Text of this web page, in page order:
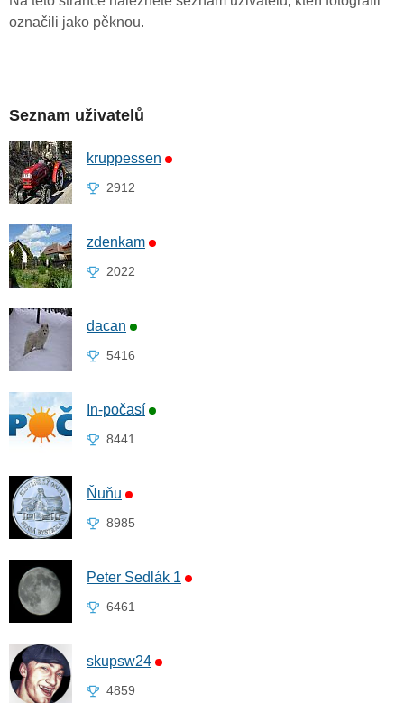
označili jako pěknou.
Seznam uživatelů
kruppessen
2912
zdenkam
2022
dacan
5416
In-počasí
8441
Ňuňu
8985
Peter Sedlák 1
6461
skupsw24
4859